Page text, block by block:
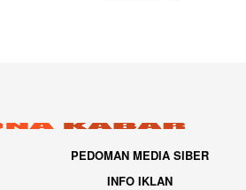
PEDOMAN MEDIA SIBER
INFO IKLAN